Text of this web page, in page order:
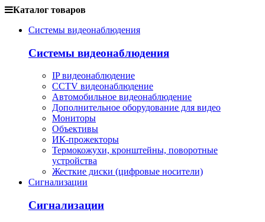
Каталог товаров
Системы видеонаблюдения
Системы видеонаблюдения
IP видеонаблюдение
CCTV видеонаблюдение
Автомобильное видеонаблюдение
Дополнительное оборудование для видео
Мониторы
Объективы
ИК-прожекторы
Термокожухи, кронштейны, поворотные
устройства
Жесткие диски (цифровые носители)
Сигнализации
Сигнализации